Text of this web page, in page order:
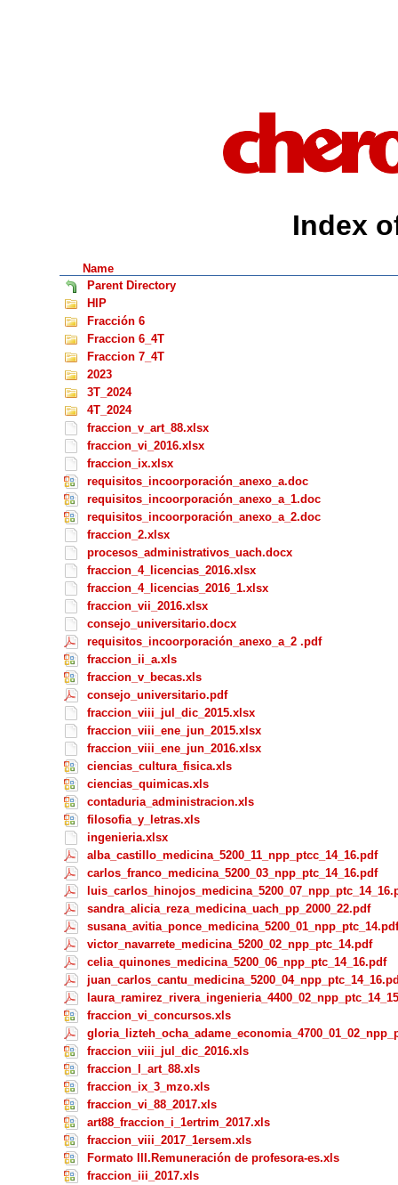
Index
Name
Parent Directory
HIP
Fracción 6
Fraccion 6_4T
Fraccion 7_4T
2023
3T_2024
4T_2024
fraccion_v_art_88.xlsx
fraccion_vi_2016.xlsx
fraccion_ix.xlsx
requisitos_incoorporación_anexo_a.doc
requisitos_incoorporación_anexo_a_1.doc
requisitos_incoorporación_anexo_a_2.doc
fraccion_2.xlsx
procesos_administrativos_uach.docx
fraccion_4_licencias_2016.xlsx
fraccion_4_licencias_2016_1.xlsx
fraccion_vii_2016.xlsx
consejo_universitario.docx
requisitos_incoorporación_anexo_a_2 .pdf
fraccion_ii_a.xls
fraccion_v_becas.xls
consejo_universitario.pdf
fraccion_viii_jul_dic_2015.xlsx
fraccion_viii_ene_jun_2015.xlsx
fraccion_viii_ene_jun_2016.xlsx
ciencias_cultura_fisica.xls
ciencias_quimicas.xls
contaduria_administracion.xls
filosofia_y_letras.xls
ingenieria.xlsx
alba_castillo_medicina_5200_11_npp_ptcc_14_16.pdf
carlos_franco_medicina_5200_03_npp_ptc_14_16.pdf
sandra_alicia_reza_medicina_uach_pp_2000_22.pdf
susana_avitia_ponce_medicina_5200_01_npp_ptc_14.pdf
victor_navarrete_medicina_5200_02_npp_ptc_14.pdf
celia_quinones_medicina_5200_06_npp_ptc_14_16.pdf
fraccion_vi_concursos.xls
fraccion_viii_jul_dic_2016.xls
fraccion_l_art_88.xls
fraccion_ix_3_mzo.xls
fraccion_vi_88_2017.xls
art88_fraccion_i_1ertrim_2017.xls
fraccion_viii_2017_1ersem.xls
Formato III.Remuneración de profesora-es.xls
fraccion_iii_2017.xls